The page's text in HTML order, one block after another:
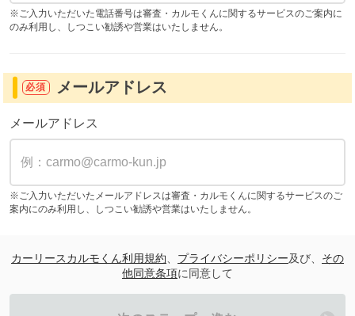
※ご入力いただいた電話番号は審査・カルモくんに関するサービスのご案内に
のみ利用し、しつこい勧誘や営業はいたしません。
必須 メールアドレス
メールアドレス
※ご入力いただいたメールアドレスは審査・カルモくんに関するサービスのご
案内にのみ利用し、しつこい勧誘や営業はいたしません。
カーリースカルモくん利用規約 プライバシーポリシー及び、 その
他同意条項に同意して